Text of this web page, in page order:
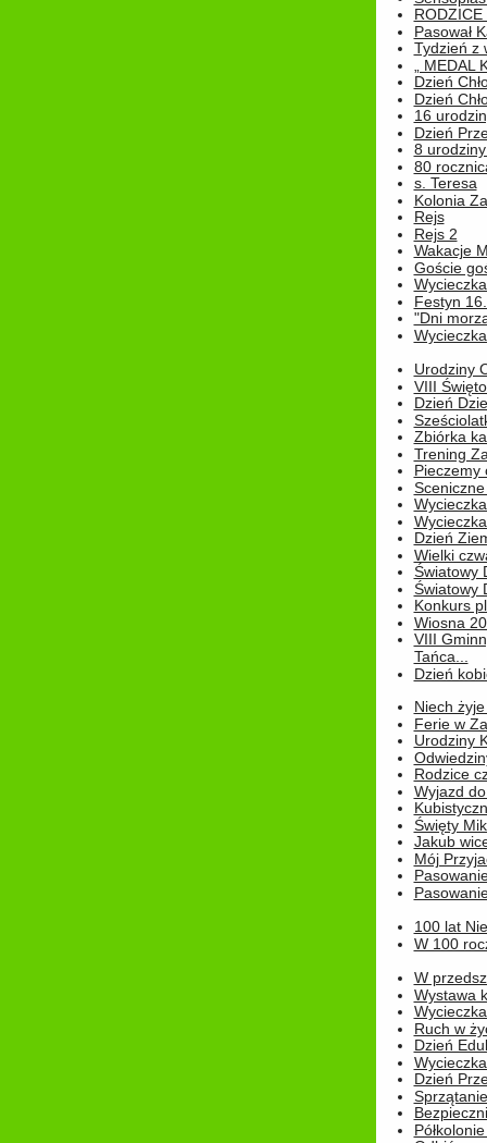
Pasował
Tydzień z
„
Dzień
Dzień
16
Dzień
8
80
s. Teresa
Kolonia
Rejs
Rejs 2
Wakacje
Goście
Festyn
"Dni
Urodziny
VIII
Dzień
Zbiórka
Trening
Pieczemy
Dzień
Wielki
Światowy
Światowy
Konkurs
Wiosna
VIII
Tańca...
Dzień
Niech
Ferie w
Urodziny
Rodzice
Wyjazd
Święty
Jakub
Mój
100 lat
W 100
W
Wystawa
Ruch w
Dzień
Dzień